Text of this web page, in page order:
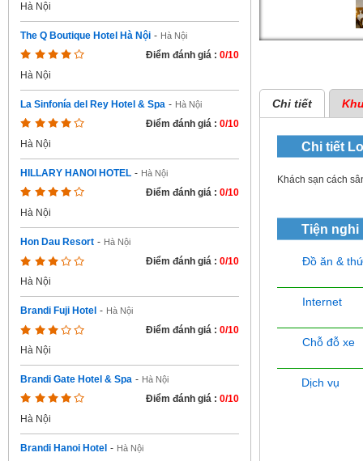
Hà Nội
The Q Boutique Hotel Hà Nội - Hà Nội
Điểm đánh giá : 0/10
Hà Nội
La Sinfonía del Rey Hotel & Spa - Hà Nội
Điểm đánh giá : 0/10
Hà Nội
HILLARY HANOI HOTEL - Hà Nội
Điểm đánh giá : 0/10
Hà Nội
Hon Dau Resort - Hà Nội
Điểm đánh giá : 0/10
Hà Nội
Brandi Fuji Hotel - Hà Nội
Điểm đánh giá : 0/10
Hà Nội
Brandi Gate Hotel & Spa - Hà Nội
Điểm đánh giá : 0/10
Hà Nội
Brandi Hanoi Hotel - Hà Nội
Chi tiết
Chi tiết
Khách sạn cách
Tiện nghi
Đồ ăn &
Internet
Chỗ đỗ xe
Dịch vụ